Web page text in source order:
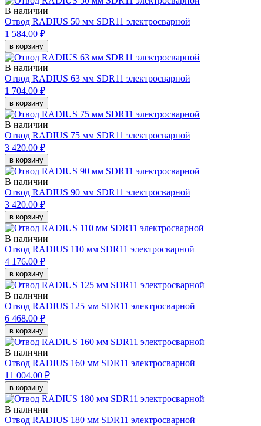
В наличии
Отвод RADIUS 50 мм SDR11 электросварной
1 584.00 ₽
в корзину
В наличии
Отвод RADIUS 63 мм SDR11 электросварной
1 704.00 ₽
в корзину
В наличии
Отвод RADIUS 75 мм SDR11 электросварной
3 420.00 ₽
в корзину
В наличии
Отвод RADIUS 90 мм SDR11 электросварной
3 420.00 ₽
в корзину
В наличии
Отвод RADIUS 110 мм SDR11 электросварной
4 176.00 ₽
в корзину
В наличии
Отвод RADIUS 125 мм SDR11 электросварной
6 468.00 ₽
в корзину
В наличии
Отвод RADIUS 160 мм SDR11 электросварной
11 004.00 ₽
в корзину
В наличии
Отвод RADIUS 180 мм SDR11 электросварной